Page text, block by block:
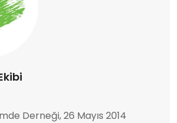
Derneği, 26 Mayıs 2014